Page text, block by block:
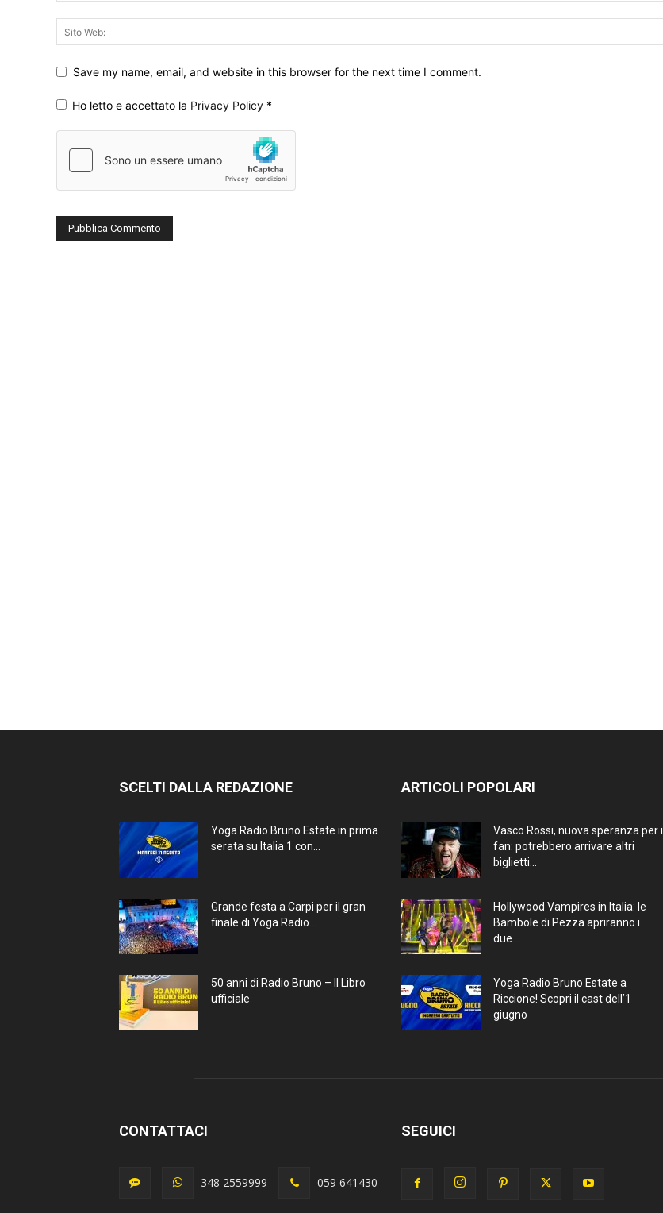
Save my name, email, and website in this browser for the next time I comment.
Ho letto e accettato la Privacy Policy *
SCELTI DALLA REDAZIONE
Yoga Radio Bruno Estate in prima
serata su Italia 1 con...
Grande festa a Carpi per il gran
finale di Yoga Radio...
50 anni di Radio Bruno – Il Libro
ufficiale
ARTICOLI POPOLARI
Vasco Rossi, nuova speranza per i
fan: potrebbero arrivare altri
biglietti...
Hollywood Vampires in Italia: le
Bambole di Pezza apriranno i
due...
Yoga Radio Bruno Estate a
Riccione! Scopri il cast dell’1
giugno
CONTATTACI
348 2559999 059 641430
SEGUICI